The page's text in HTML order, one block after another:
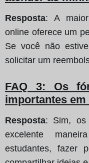
Resposta: A
online oferece um
Se você não
solicitar um
FAQ 3: Os
importantes
Resposta: Sim, os
excelente
estudantes, fazer